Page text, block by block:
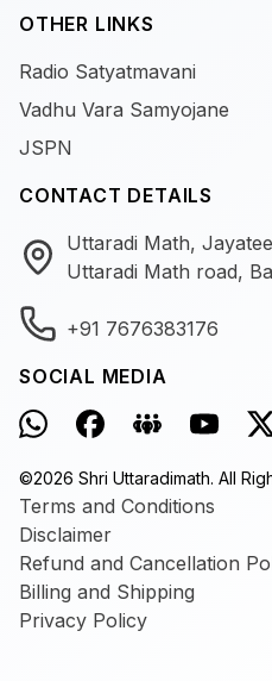
OTHER LINKS
Radio Satyatmavani
Vadhu Vara Samyojane
JSPN
CONTACT DETAILS
Uttaradi Math,
Uttaradi Math road,
+91 7676383176
SOCIAL MEDIA
©2026 Shri Uttaradimath. All
Terms and Conditions
Disclaimer
Refund and Cancellation
Billing and Shipping
Privacy Policy